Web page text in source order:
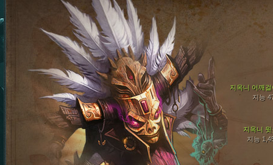
지옥니 윗
지능
지옥니 어깨걸
지능